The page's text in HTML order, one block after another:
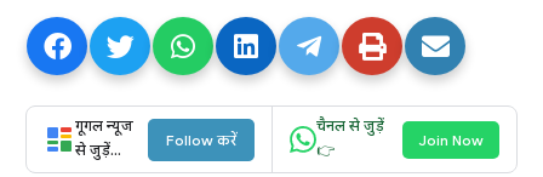
गूगल न्यूज
से जुड़ें...
Follow करें
चैनल से जुड़ें
👉
Join Now